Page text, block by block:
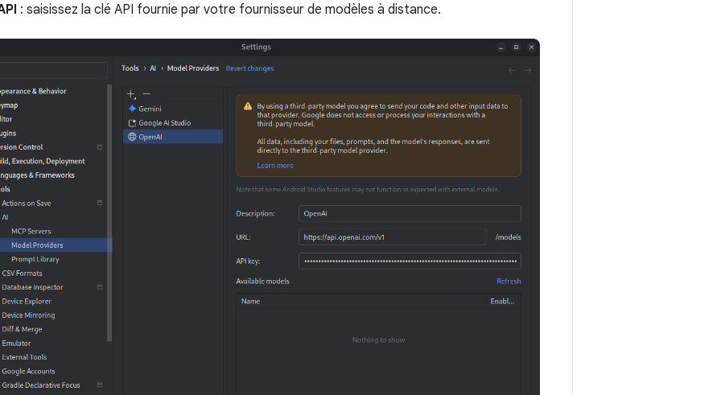
: saisissez la clé API fournie par votre fournisseur de modèles à distance.